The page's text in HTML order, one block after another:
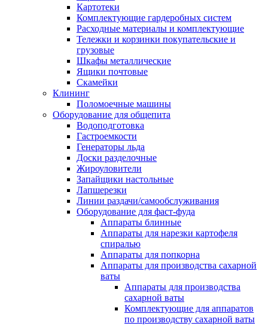
Картотеки
Комплектующие гардеробных систем
Расходные материалы и комплектующие
Тележки и корзинки покупательские и
грузовые
Шкафы металлические
Ящики почтовые
Скамейки
Клининг
Поломоечные машины
Оборудование для общепита
Водоподготовка
Гастроемкости
Генераторы льда
Доски разделочные
Жироуловители
Запайщики настольные
Лапшерезки
Линии раздачи/самообслуживания
Оборудование для фаст-фуда
Аппараты блинные
Аппараты для нарезки картофеля
спиралью
Аппараты для попкорна
Аппараты для производства сахарной
ваты
Аппараты для производства
сахарной ваты
Комплектующие для аппаратов
по производству сахарной ваты